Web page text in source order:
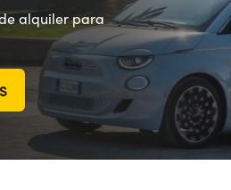
alquiler para